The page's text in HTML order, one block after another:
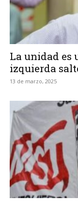
La unidad es
izquierda
13 de marzo, 2025